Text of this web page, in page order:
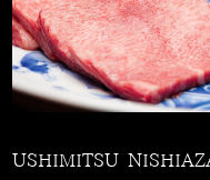
USHIMITSU